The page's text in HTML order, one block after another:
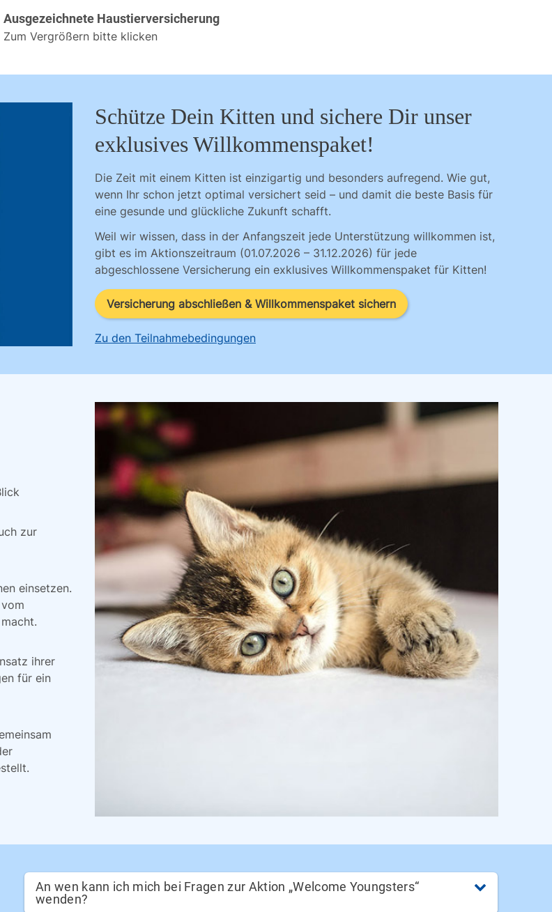
Ausgezeichnete Haustierversicherung
Zum Vergrößern bitte klicken
Schütze Dein Kitten und sichere Dir unser
exklusives Willkommenspaket!
Die Zeit mit einem Kitten ist einzigartig und besonders aufregend. Wie gut,
wenn Ihr schon jetzt optimal versichert seid – und damit die beste Basis für
eine gesunde und glückliche Zukunft schafft.
Weil wir wissen, dass in der Anfangszeit jede Unterstützung willkommen ist,
gibt es im Aktionszeitraum (01.07.2026 – 31.12.2026) für jede
abgeschlossene Versicherung ein exklusives Willkommenspaket für Kitten!
Versicherung abschließen & Willkommenspaket sichern
Zu den Teilnahmebedingungen
zur
einsetzen.
ihrer
für ein
An wen kann ich mich bei Fragen zur Aktion „Welcome Youngsters“
wenden?